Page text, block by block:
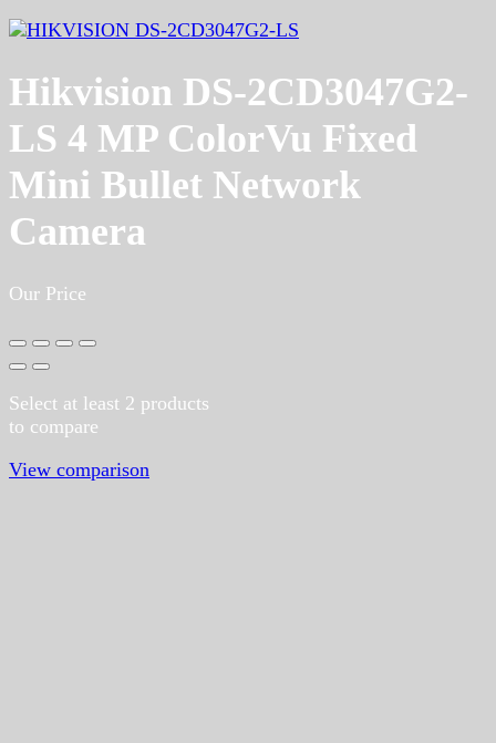
Hikvision DS-2CD3047G2-
LS 4 MP ColorVu Fixed
Mini Bullet Network
Camera
Our Price
Select at least 2 products
to compare
View comparison